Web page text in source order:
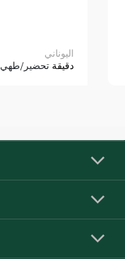
اليوناني
دقيقة تحضير/طهي